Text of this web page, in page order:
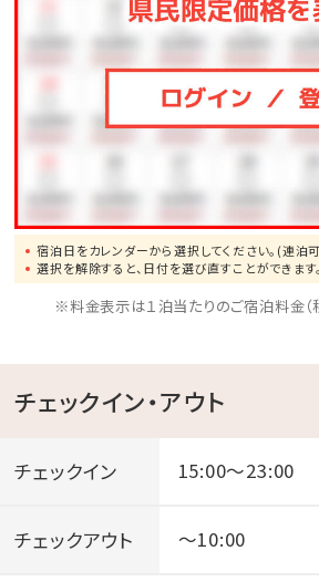
宿泊日をカレンダーから選択してください。(連泊
選択を解除すると、日付を選び直すことができます。
※料金表示は１泊当たりのご宿泊料金（
チェックイン・アウト
チェックイン 15:00～23:00
チェックアウト ～10:00